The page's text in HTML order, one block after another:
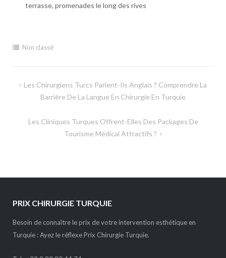
terrasse, promenades le long des rives
Non classé
Navigation
Les Chirurgiens Turcs Parlent-Ils Anglais ? Comprendre La
Barrière De La Langue En Chirurgie En Turquie
Les Cliniques Turques Offrent-Elles Des Packages De
Tourisme Médical Attractifs ?
PRIX CHIRURGIE TURQUIE
Besoin de connaître le prix de votre intervention esthétique en
Turquie : Ayez le réflexe Prix Chirurgie Turquie.